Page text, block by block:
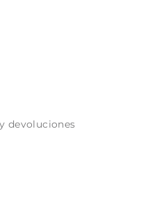
devoluciones